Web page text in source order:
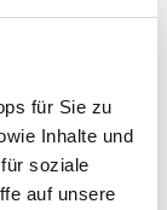
für Sie zu
Inhalte und
soziale
auf unsere